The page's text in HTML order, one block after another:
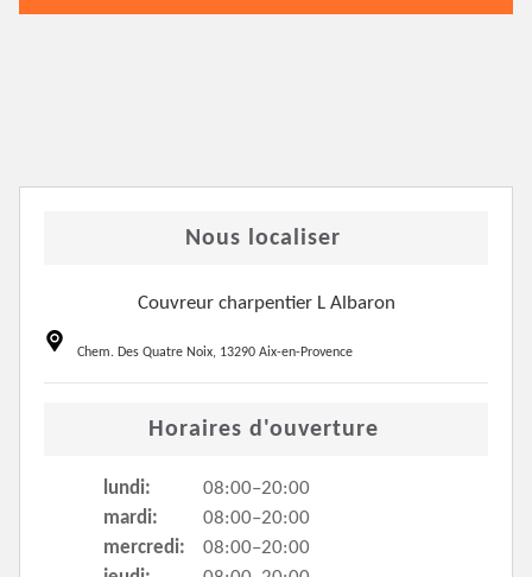
Nous localiser
Couvreur charpentier L Albaron
Chem. Des Quatre Noix, 13290 Aix-en-Provence
Horaires d'ouverture
lundi:
08:00–20:00
mardi:
08:00–20:00
mercredi:
08:00–20:00